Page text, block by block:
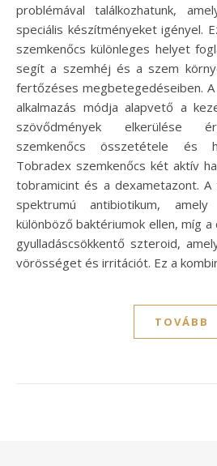
problémával találkozhatunk,
speciális készítményeket igényel.
szemkenőcs különleges helyet
segít a szemhéj és a szem
fertőzéses megbetegedéseiben.
alkalmazás módja alapvető a
szövődmények elkerülése
szemkenőcs összetétele és
Tobradex szemkenőcs két aktív
tobramicint és a dexametazont.
spektrumú antibiotikum,
különböző baktériumok ellen, míg
gyulladáscsökkentő szteroid,
vörösséget és irritációt. Ez a
TOVÁBB